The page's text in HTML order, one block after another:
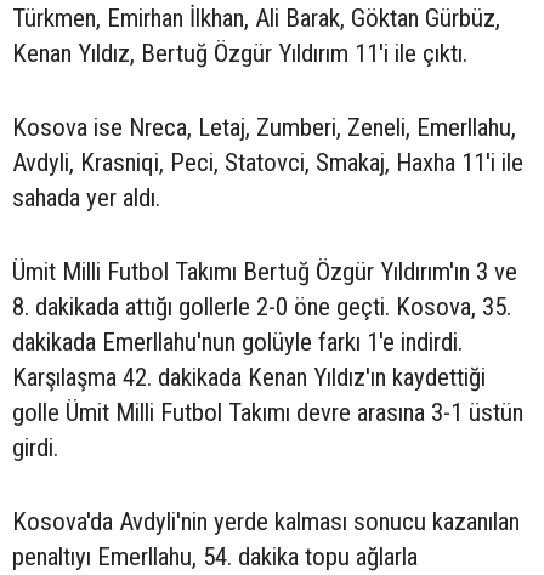
Türkmen, Emirhan İlkhan, Ali Barak, Göktan Gürbüz,
Kenan Yıldız, Bertuğ Özgür Yıldırım 11'i ile çıktı.
Kosova ise Nreca, Letaj, Zumberi, Zeneli, Emerllahu,
Avdyli, Krasniqi, Peci, Statovci, Smakaj, Haxha 11'i ile
sahada yer aldı.
Ümit Milli Futbol Takımı Bertuğ Özgür Yıldırım'ın 3 ve
8. dakikada attığı gollerle 2-0 öne geçti. Kosova, 35.
dakikada Emerllahu'nun golüyle farkı 1'e indirdi.
Karşılaşma 42. dakikada Kenan Yıldız'ın kaydettiği
golle Ümit Milli Futbol Takımı devre arasına 3-1 üstün
girdi.
Kosova'da Avdyli'nin yerde kalması sonucu kazanılan
penaltıyı Emerllahu, 54. dakika topu ağlarla